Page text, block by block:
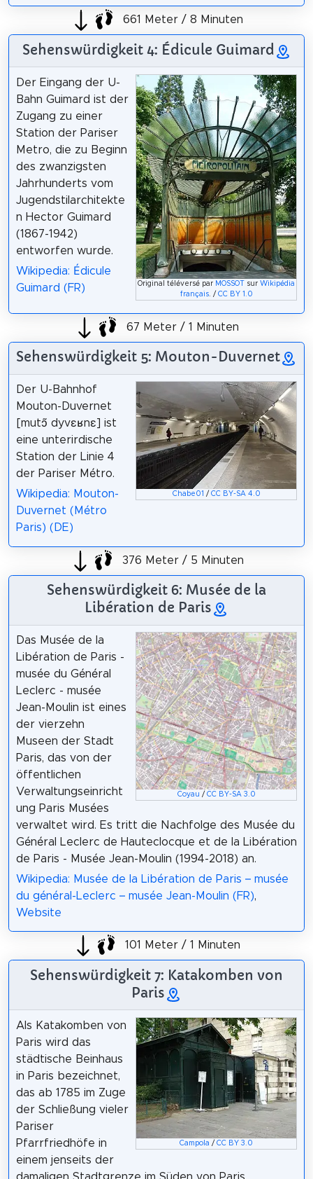
661 Meter / 8 Minuten
Sehenswürdigkeit 4: Édicule Guimard
Original téléversé par MOSSOT surWikipédia
français. / CC BY 1.0
Der Eingang der U-
Bahn Guimard ist der
Zugang zu einer
Station der Pariser
Metro, die zu Beginn
des zwanzigsten
Jahrhunderts vom
Jugendstilarchitekte
n Hector Guimard
(1867-1942)
entworfen wurde.
Wikipedia: Édicule
Guimard (FR)
67 Meter / 1 Minuten
Sehenswürdigkeit 5: Mouton-Duvernet
Chabe01 / CC BY-SA 4.0
Der U-Bahnhof
Mouton-Duvernet
[mutɔ̃ dyvɛʁnɛ] ist
eine unterirdische
Station der Linie 4
der Pariser Métro.
Wikipedia: Mouton-
Duvernet (Métro
Paris) (DE)
376 Meter / 5 Minuten
Sehenswürdigkeit 6: Musée de la
Libération de Paris
Coyau / CC BY-SA 3.0
Das Musée de la
Libération de Paris -
musée du Général
Leclerc - musée
Jean-Moulin ist eines
der vierzehn
Museen der Stadt
Paris, das von der
öffentlichen
Verwaltungseinricht
ung Paris Musées
verwaltet wird. Es tritt die Nachfolge des Musée du
Général Leclerc de Hauteclocque et de la Libération
de Paris - Musée Jean-Moulin (1994-2018) an.
Wikipedia: Musée de la Libération de Paris – musée
du général-Leclerc – musée Jean-Moulin (FR),
Website
101 Meter / 1 Minuten
Sehenswürdigkeit 7: Katakomben von
Paris
Campola /CC BY 3.0
Als Katakomben von
Paris wird das
städtische Beinhaus
in Paris bezeichnet,
das ab 1785 im Zuge
der Schließung vieler
Pariser
Pfarrfriedhöfe in
einem jenseits der